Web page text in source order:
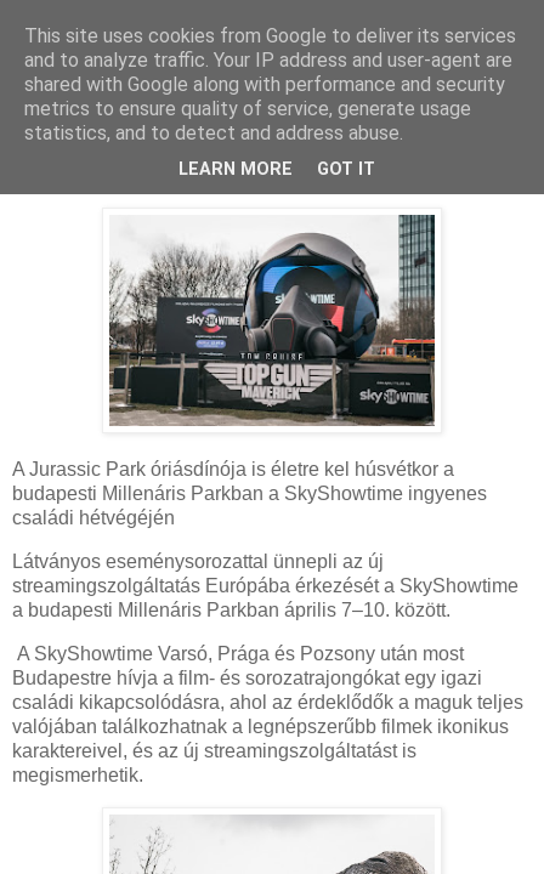
2023. április 4., kedd
Pesti Skyshowtime-esemény húsvétkor
A Jurassic Park óriásdínója is életre kel húsvétkor a
budapesti Millenáris Parkban a SkyShowtime ingyenes
családi hétvégéjén
Látványos eseménysorozattal ünnepli az új
streamingszolgáltatás Európába érkezését a SkyShowtime
a budapesti Millenáris Parkban április 7–10. között.
A SkyShowtime Varsó, Prága és Pozsony után most
Budapestre hívja a film- és sorozatrajongókat egy igazi
családi kikapcsolódásra, ahol az érdeklődők a maguk teljes
valójában találkozhatnak a legnépszerűbb filmek ikonikus
karaktereivel, és az új streamingszolgáltatást is
megismerhetik.
This site uses cookies from Google to deliver its services
and to analyze traffic. Your IP address and user-agent are
shared with Google along with performance and security
metrics to ensure quality of service, generate usage
statistics, and to detect and address abuse.
LEARN MORE GOT IT